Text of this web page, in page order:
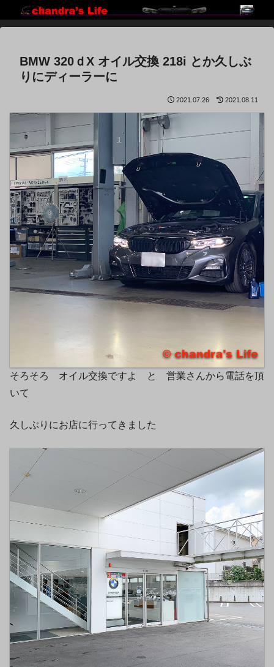
BMW 320ｄX オイル交換 218i とか久しぶ
りにディーラーに
2021.07.26 2021.08.11
そろそろ オイル交換ですよ と 営業さんから電話を頂
いて
久しぶりにお店に行ってきました